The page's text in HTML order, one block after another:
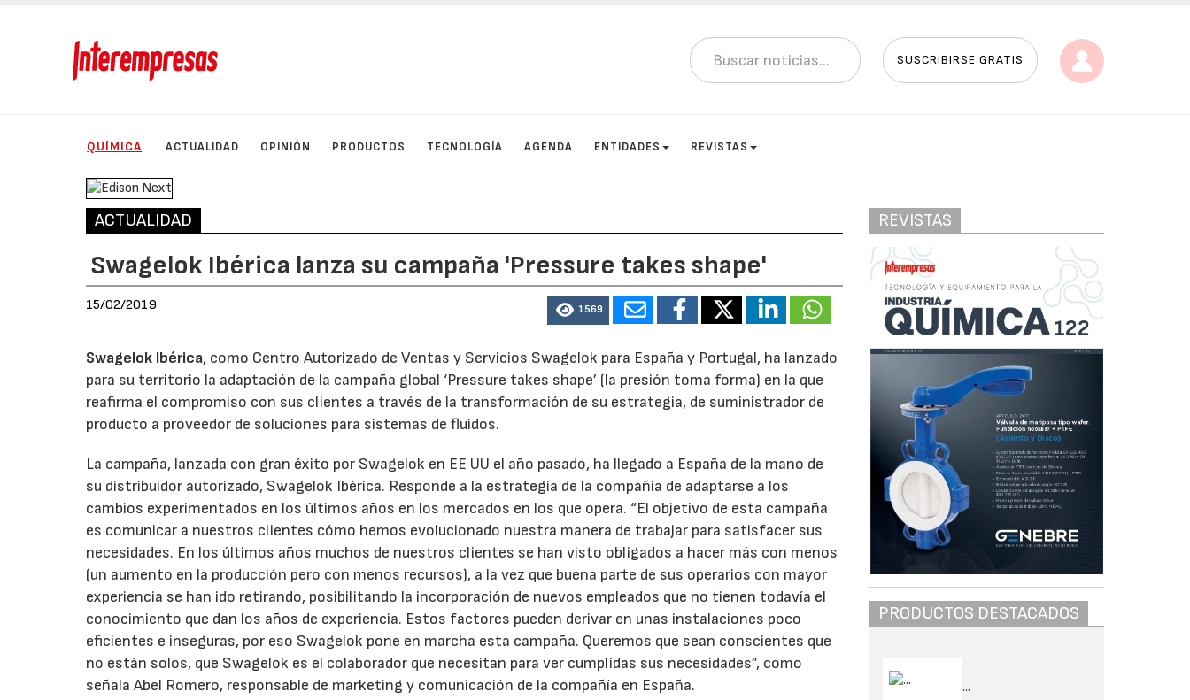
SUSCRIBIRSE GRATIS
QUÍMICA ACTUALIDAD OPINIÓN PRODUCTOS TECNOLOGÍA AGENDA ENTIDADES REVISTAS
ACTUALIDAD
Swagelok Ibérica lanza su campaña 'Pressure takes shape'
15/02/2019 1569
Swagelok Ibérica, como Centro Autorizado de Ventas y Servicios Swagelok para España y Portugal, ha lanzado
para su territorio la adaptación de la campaña global ‘Pressure takes shape’ (la presión toma forma) en la que
reafirma el compromiso con sus clientes a través de la transformación de su estrategia, de suministrador de
producto a proveedor de soluciones para sistemas de fluidos.
La campaña, lanzada con gran éxito por Swagelok en EE UU el año pasado, ha llegado a España de la mano de
su distribuidor autorizado, Swagelok Ibérica. Responde a la estrategia de la compañía de adaptarse a los
cambios experimentados en los últimos años en los mercados en los que opera. “El objetivo de esta campaña
es comunicar a nuestros clientes cómo hemos evolucionado nuestra manera de trabajar para satisfacer sus
necesidades. En los últimos años muchos de nuestros clientes se han visto obligados a hacer más con menos
(un aumento en la producción pero con menos recursos), a la vez que buena parte de sus operarios con mayor
experiencia se han ido retirando, posibilitando la incorporación de nuevos empleados que no tienen todavía el
conocimiento que dan los años de experiencia. Estos factores pueden derivar en unas instalaciones poco
eficientes e inseguras, por eso Swagelok pone en marcha esta campaña. Queremos que sean conscientes que
no están solos, que Swagelok es el colaborador que necesitan para ver cumplidas sus necesidades”, como
señala Abel Romero, responsable de marketing y comunicación de la compañía en España.
REVISTAS
PRODUCTOS DESTACADOS
...